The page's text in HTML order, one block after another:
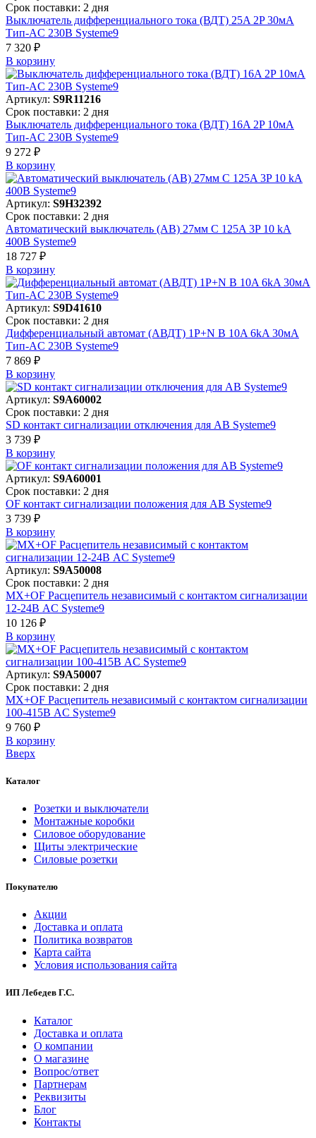
Срок поставки: 2 дня
Выключатель дифференциального тока (ВДТ) 25A 2P 30мА
Тип-AC 230В Systeme9
7 320 ₽
В корзинy
Артикул: S9R11216
Срок поставки: 2 дня
Выключатель дифференциального тока (ВДТ) 16A 2P 10мА
Тип-AC 230В Systeme9
9 272 ₽
В корзинy
Артикул: S9H32392
Срок поставки: 2 дня
Автоматический выключатель (АВ) 27мм C 125A 3P 10 kA
400В Systeme9
18 727 ₽
В корзинy
Артикул: S9D41610
Срок поставки: 2 дня
Дифференциальный автомат (АВДТ) 1P+N B 10A 6kA 30мА
Тип-AC 230В Systeme9
7 869 ₽
В корзинy
Артикул: S9A60002
Срок поставки: 2 дня
SD контакт сигнализации отключения для АВ Systeme9
3 739 ₽
В корзинy
Артикул: S9A60001
Срок поставки: 2 дня
OF контакт сигнализации положения для АВ Systeme9
3 739 ₽
В корзинy
Артикул: S9A50008
Срок поставки: 2 дня
MX+OF Расцепитель независимый с контактом сигнализации
12-24В AC Systeme9
10 126 ₽
В корзинy
Артикул: S9A50007
Срок поставки: 2 дня
MX+OF Расцепитель независимый с контактом сигнализации
100-415В AC Systeme9
9 760 ₽
В корзинy
Вверх
Каталог
Розетки и выключатели
Монтажные коробки
Силовое оборудование
Щиты электрические
Силовые розетки
Покупателю
Акции
Доставка и оплата
Политика возвратов
Карта сайта
Условия использования сайта
ИП Лебедев Г.С.
Каталог
Доставка и оплата
О компании
О магазине
Вопрос/ответ
Партнерам
Реквизиты
Блог
Контакты